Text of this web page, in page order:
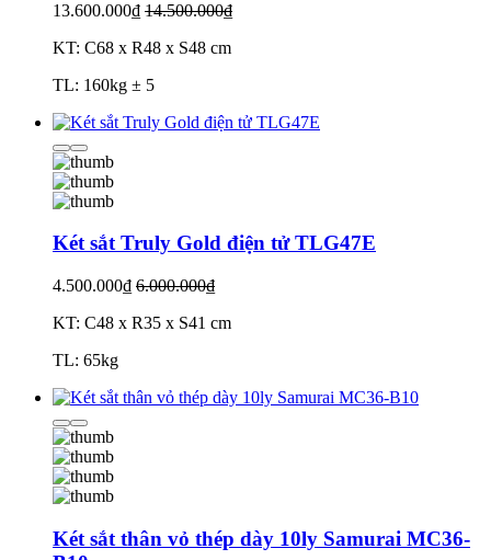
13.600.000₫ 14.500.000₫
KT: C68 x R48 x S48 cm
TL: 160kg ± 5
Két sắt Truly Gold điện tử TLG47E
4.500.000₫ 6.000.000₫
KT: C48 x R35 x S41 cm
TL: 65kg
Két sắt thân vỏ thép dày 10ly Samurai MC36-